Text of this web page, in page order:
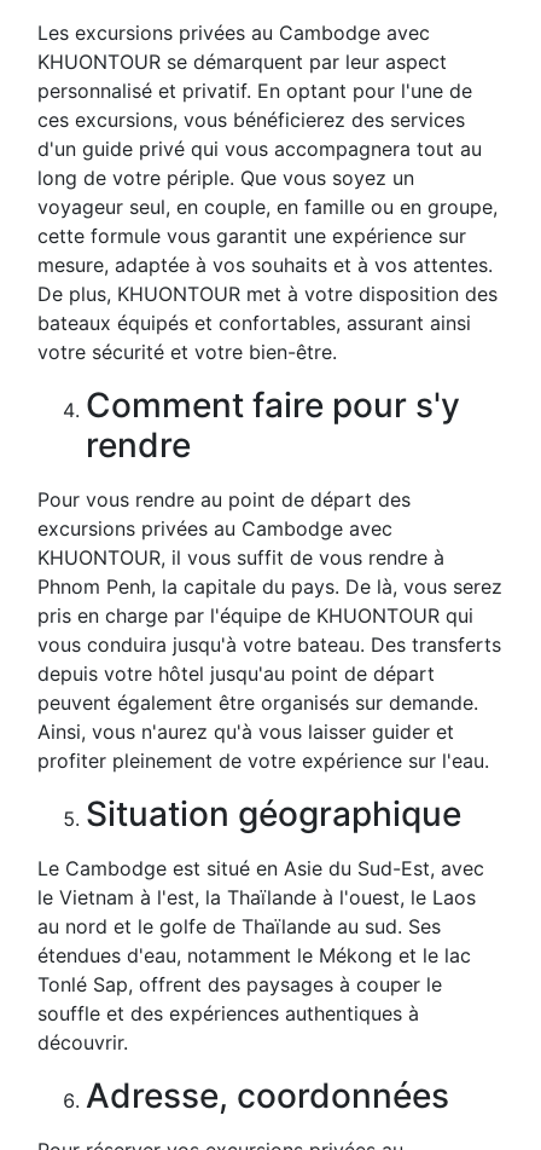
Les excursions privées au Cambodge avec
KHUONTOUR se démarquent par leur aspect
personnalisé et privatif. En optant pour l'une de
ces excursions, vous bénéficierez des services
d'un guide privé qui vous accompagnera tout au
long de votre périple. Que vous soyez un
voyageur seul, en couple, en famille ou en groupe,
cette formule vous garantit une expérience sur
mesure, adaptée à vos souhaits et à vos attentes.
De plus, KHUONTOUR met à votre disposition des
bateaux équipés et confortables, assurant ainsi
votre sécurité et votre bien-être.
Comment faire pour s'y
rendre
Pour vous rendre au point de départ des
excursions privées au Cambodge avec
KHUONTOUR, il vous suffit de vous rendre à
Phnom Penh, la capitale du pays. De là, vous serez
pris en charge par l'équipe de KHUONTOUR qui
vous conduira jusqu'à votre bateau. Des transferts
depuis votre hôtel jusqu'au point de départ
peuvent également être organisés sur demande.
Ainsi, vous n'aurez qu'à vous laisser guider et
profiter pleinement de votre expérience sur l'eau.
Situation géographique
Le Cambodge est situé en Asie du Sud-Est, avec
le Vietnam à l'est, la Thaïlande à l'ouest, le Laos
au nord et le golfe de Thaïlande au sud. Ses
étendues d'eau, notamment le Mékong et le lac
Tonlé Sap, offrent des paysages à couper le
souffle et des expériences authentiques à
découvrir.
Adresse, coordonnées